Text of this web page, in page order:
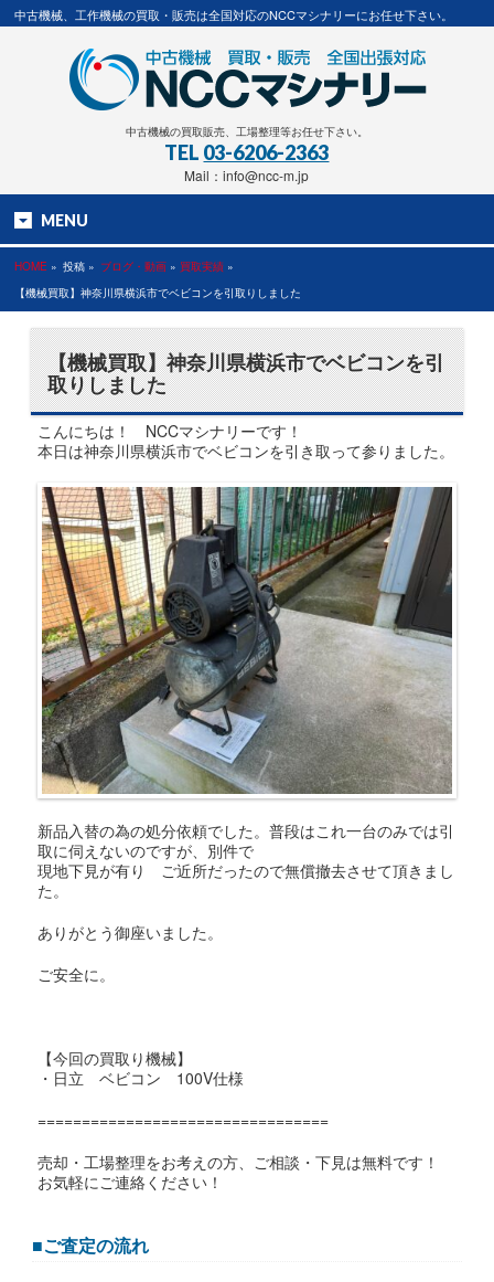
中古機械、工作機械の買取・販売は全国対応のNCCマシナリーにお任せ下さい。
中古機械の買取販売、工場整理等お任せ下さい。
TEL 03-6206-2363
Mail：info@ncc-m.jp
MENU
HOME » 投稿 » ブログ・動画 » 買取実績 »
【機械買取】神奈川県横浜市でベビコンを引取りしました
【機械買取】神奈川県横浜市でベビコンを引
取りしました
こんにちは！ NCCマシナリーです！
本日は神奈川県横浜市でベビコンを引き取って参りました。
新品入替の為の処分依頼でした。普段はこれ一台のみでは引
取に伺えないのですが、別件で
現地下見が有り ご近所だったので無償撤去させて頂きまし
た。
ありがとう御座いました。
ご安全に。
【今回の買取り機械】
・日立 ベビコン 100V仕様
=================================
売却・工場整理をお考えの方、ご相談・下見は無料です！
お気軽にご連絡ください！
■ご査定の流れ